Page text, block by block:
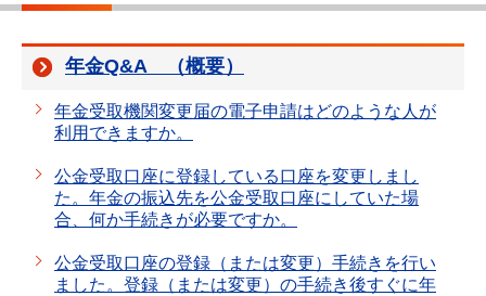
年金Q&A （概要）
年金受取機関変更届の電子申請はどのような人が
利用できますか。
公金受取口座に登録している口座を変更しまし
た。年金の振込先を公金受取口座にしていた場
合、何か手続きが必要ですか。
公金受取口座の登録（または変更）手続きを行い
ました。登録（または変更）の手続き後すぐに年